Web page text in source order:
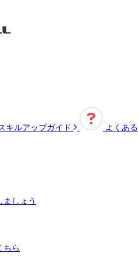
キルアップガイド よくあ
ましょう
ちら